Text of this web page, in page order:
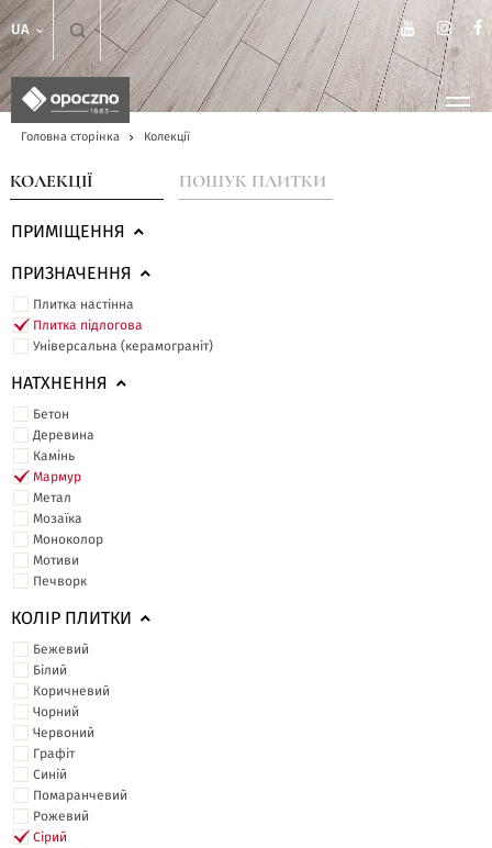
UA
Головна сторінка Колекції
КОЛЕКЦІЇ ПОШУК ПЛИТКИ
ПРИМІЩЕННЯ
ПРИЗНАЧЕННЯ
Плитка настінна
Плитка підлогова
Універсальна (керамограніт)
НАТХНЕННЯ
Бетон
Деревина
Камінь
Мармур
Метал
Мозаїка
Моноколор
Мотиви
Печворк
КОЛІР ПЛИТКИ
Бежевий
Білий
Коричневий
Чорний
Червоний
Графіт
Синій
Помаранчевий
Рожевий
Сірий